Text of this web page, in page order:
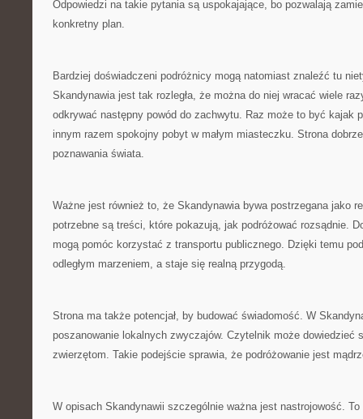
Odpowiedzi na takie pytania są uspokajające, bo pozwalają
konkretny plan.
Bardziej doświadczeni podróżnicy mogą natomiast znaleźć tu
Skandynawia jest tak rozległa, że można do niej wracać wiele
odkrywać następny powód do zachwytu. Raz może to być kajak
innym razem spokojny pobyt w małym miasteczku. Strona
poznawania świata.
Ważne jest również to, że Skandynawia bywa postrzegana jako
potrzebne są treści, które pokazują, jak podróżować rozsądnie.
mogą pomóc korzystać z transportu publicznego. Dzięki temu
odległym marzeniem, a staje się realną przygodą.
Strona ma także potencjał, by budować świadomość. W
poszanowanie lokalnych zwyczajów. Czytelnik może dowiedzieć
zwierzętom. Takie podejście sprawia, że podróżowanie jest
W opisach Skandynawii szczególnie ważna jest nastrojowość.